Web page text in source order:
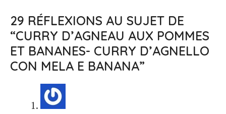
29 RÉFLEXIONS AU SUJET DE
“CURRY D’AGNEAU AUX POMMES
ET BANANES- CURRY D’AGNELLO
CON MELA E BANANA”